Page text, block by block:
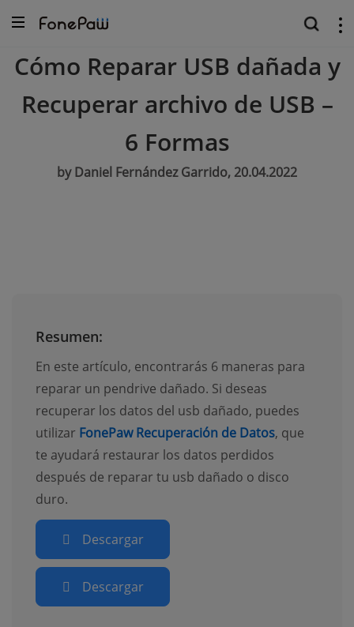
Cómo Reparar USB dañada y
Recuperar archivo de USB –
6 Formas
by Daniel Fernández Garrido, 20.04.2022
Resumen:
En este artículo, encontrarás 6 maneras para
reparar un pendrive dañado. Si deseas
recuperar los datos del usb dañado, puedes
utilizar FonePaw Recuperación de Datos, que
te ayudará restaurar los datos perdidos
después de reparar tu usb dañado o disco
duro.
Descargar
Descargar